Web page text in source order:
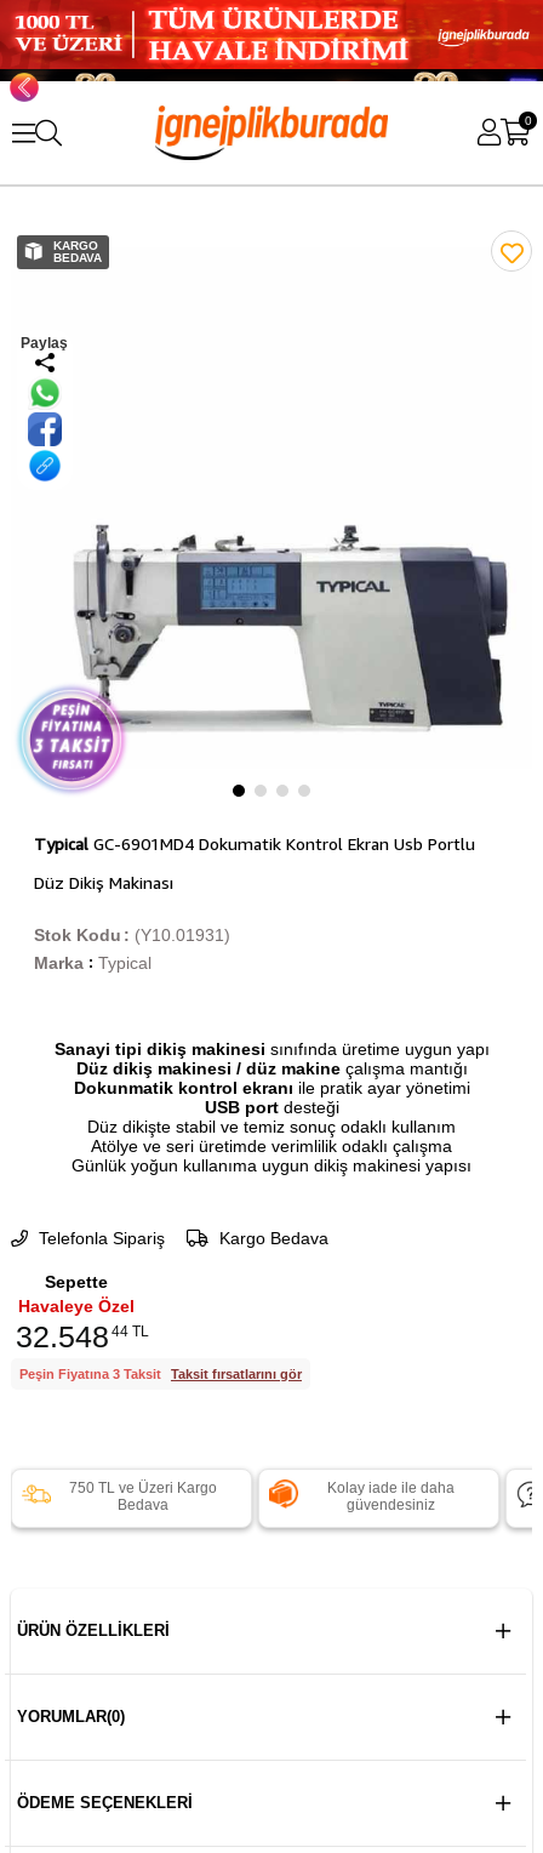
0
KARGO
BEDAVA
Paylaş
TypicalGC-6901MD4 Dokumatik Kontrol Ekran Usb Portlu
Düz Dikiş Makinası
(Y10.01931)
Stok Kodu
Marka : Typical
Sanayi tipi dikiş makinesi sınıfında üretime uygun yapı
Düz dikiş makinesi / düz makineçalışma mantığı
Dokunmatik kontrol ekranı ile pratik ayar yönetimi
USB portdesteği
Düz dikişte stabil ve temiz sonuç odaklı kullanım
Atölye ve seri üretimde verimlilik odaklı çalışma
Günlük yoğun kullanıma uygun dikiş makinesi yapısı
Telefonla Sipariş Kargo Bedava
Sepette
Havaleye Özel
32.548 44 TL
Peşin Fiyatına 3 Taksit Taksit fırsatlarını gör
750 TL ve Üzeri Kargo
Bedava
Kolay iade ile daha
güvendesiniz
ÜRÜN ÖZELLIKLERI
YORUMLAR(0)
ÖDEME SEÇENEKLERI